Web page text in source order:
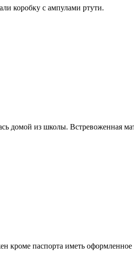
коробку с ампулами ртути.
домой из школы. Встревоженная
паспорта иметь оформленное